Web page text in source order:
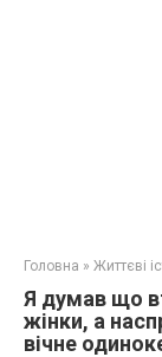
Головна » Життєві
Я думав що
жінки, а
вічне